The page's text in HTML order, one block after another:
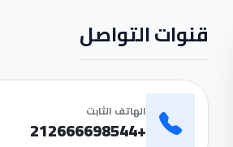
قنوات التواصل
الهاتف الثابت
+212666698544